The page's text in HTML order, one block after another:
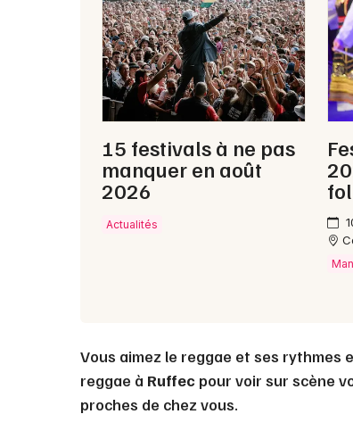
15 festivals à ne pas
manquer en août
2026
Actualités
Vous aimez le reggae et ses rythmes
reggae à Ruffec pour voir sur scène
proches de chez vous.